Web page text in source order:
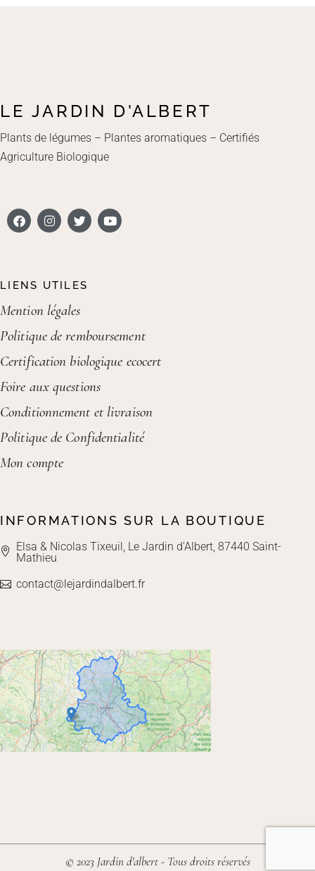
LE JARDIN D'ALBERT
Plants de légumes – Plantes aromatiques – Certifiés
Agriculture Biologique
LIENS UTILES
Mention légales
Politique de remboursement
Certification biologique ecocert
Foire aux questions
Conditionnement et livraison
Politique de Confidentialité
Mon compte
INFORMATIONS SUR LA BOUTIQUE
Elsa & Nicolas Tixeuil, Le Jardin d'Albert, 87440 Saint-
Mathieu
contact@lejardindalbert.fr
© 2023 Jardin d'albert - Tous droits réservés